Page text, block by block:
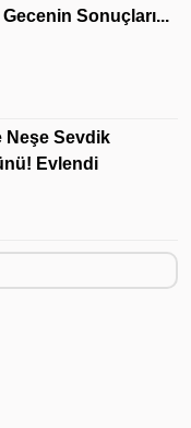
Sonuçları...
Neşe Sevdik
Evlendi